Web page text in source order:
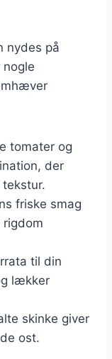
nydes på
nogle
tomater og
der
friske smag
rigdom
til din
lækker
skinke giver
ost.